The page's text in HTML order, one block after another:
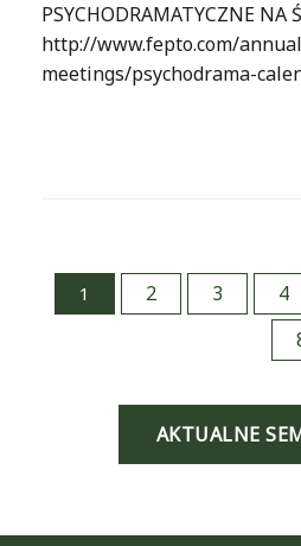
PSYCHODRAMATYCZNE NA
http://www.fepto.com/
meetings/psychodrama-
Post
1 2 3 4
AKTUALNE